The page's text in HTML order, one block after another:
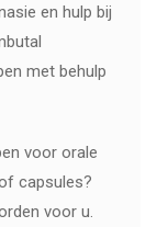
en hulp bij
met behulp
voor orale
capsules?
voor u.